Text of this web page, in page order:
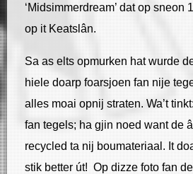
‘Midsimmerdream’ dat op sneon
op it Keatslân.
Sa as elts opmurken hat wurde
hiele doarp foarsjoen fan nije
alles moai opnij straten. Wa’t
fan tegels; ha gjin noed want de
recycled ta nij boumateriaal. It
stik better út! Op dizze foto fan